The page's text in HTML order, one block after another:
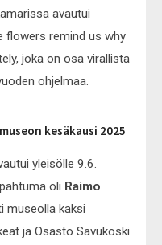
avautui
flowers remind us why
joka on osa virallista
ohjelmaa.
kesäkausi 2025
yleisölle 9.6.
oli Raimo
museolla kaksi
ja Osasto Savukoski